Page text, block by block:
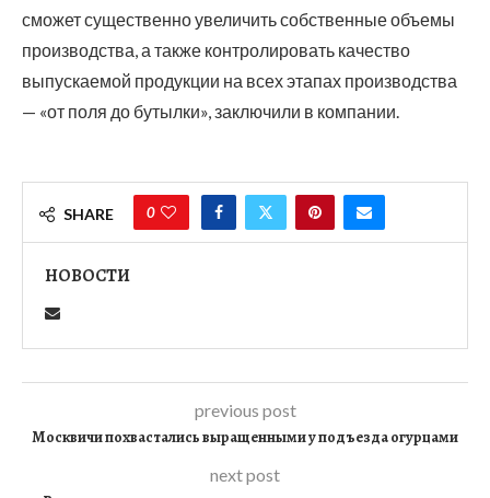
сможет существенно увеличить собственные объемы
производства, а также контролировать качество
выпускаемой продукции на всех этапах производства
— «от поля до бутылки», заключили в компании.
SHARE 0
НОВОСТИ
previous post
Москвичи похвастались выращенными у подъезда огурцами
next post